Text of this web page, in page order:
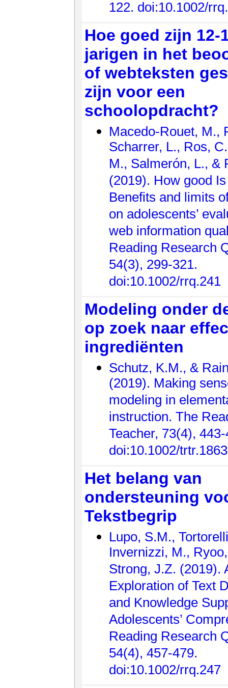
122. doi:10.1002/
Hoe goed zijn 12-
jarigen in het
of webteksten
zijn voor een
schoolopdracht?
Macedo-Rouet, M.,
Scharrer, L., Ros,
M., Salmerón, L., &
(2019). How good
Benefits and limits
on adolescents’
web information
Reading Research
54(3), 299-321.
doi:10.1002/rrq.241
Modeling onder
op zoek naar
ingrediënten
Schutz, K.M., &
(2019). Making
modeling in
instruction. The
Teacher, 73(4),
doi:10.1002/trtr.1863
Het belang van
ondersteuning
Tekstbegrip
Lupo, S.M.,
Invernizzi, M.,
Strong, J.Z. (2019).
Exploration of Text
and Knowledge
Adolescents’
Reading Research
54(4), 457-479.
doi:10.1002/rrq.247